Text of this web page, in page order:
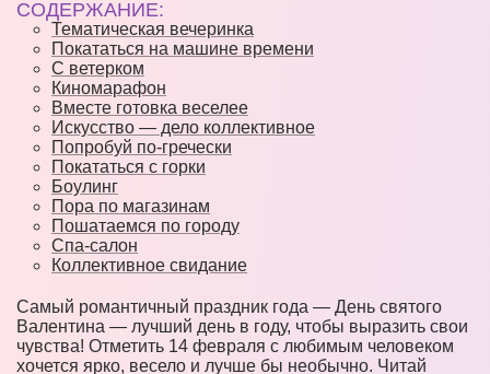
СОДЕРЖАНИЕ:
Тематическая вечеринка
Покататься на машине времени
С ветерком
Киномарафон
Вместе готовка веселее
Искусство — дело коллективное
Попробуй по-гречески
Покататься с горки
Боулинг
Пора по магазинам
Пошатаемся по городу
Спа-салон
Коллективное свидание
Самый романтичный праздник года — День святого
Валентина — лучший день в году, чтобы выразить свои
чувства! Отметить 14 февраля с любимым человеком
хочется ярко, весело и лучше бы необычно. Читай